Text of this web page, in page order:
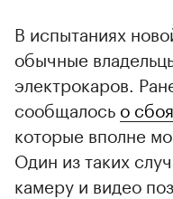
В испытаниях
обычные
электрокаров.
сообщалось о
которые вполне
Один из таких
камеру и видео